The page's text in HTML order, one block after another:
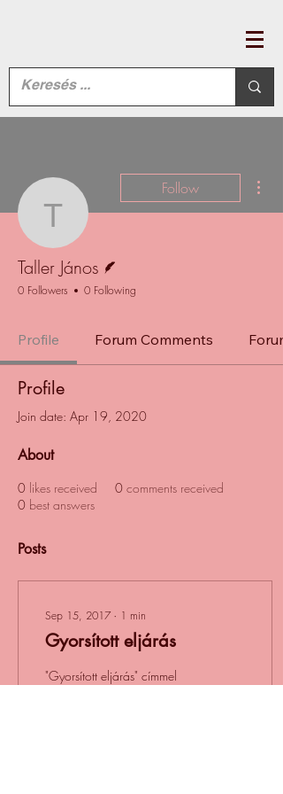
Taller János
Follow
Taller János
0 Followers 0 Following
Profile Forum Comments
Profile
Join date: Apr 19, 2020
About
0 likes received 0 comments received
0 best answers
Posts
Sep 15, 2017 ∙ 1 min
Gyorsított eljárás
"Gyorsított eljárás" címmel